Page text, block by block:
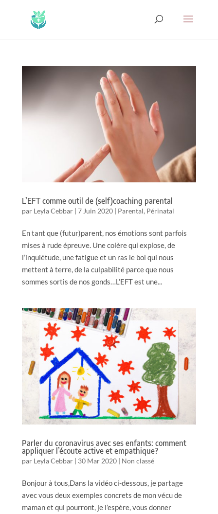
L’EFT comme outil de (self)coaching parental
par Leyla Cebbar| 7 Juin 2020| Parental, Périnatal
En tant que (futur)parent, nos émotions sont parfois
mises à rude épreuve. Une colère qui explose, de
l’inquiétude, une fatigue et un ras le bol qui nous
mettent à terre, de la culpabilité parce que nous
sommes sortis de nos gonds…L’EFT est une...
Parler du coronavirus avec ses enfants: comment
appliquer l’écoute active et empathique?
par Leyla Cebbar| 30 Mar 2020| Non classé
Bonjour à tous,Dans la vidéo ci-dessous, je partage
avec vous deux exemples concrets de mon vécu de
maman et qui pourront, je l’espère, vous donner